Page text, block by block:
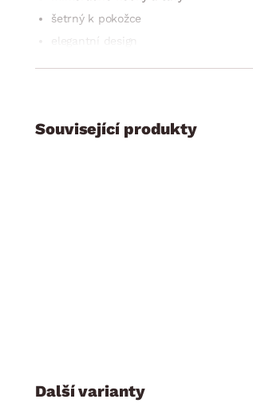
šetrný k pokožce
elegantní design
certifikace: ÖKO-Tex100
Související produkty
Další varianty